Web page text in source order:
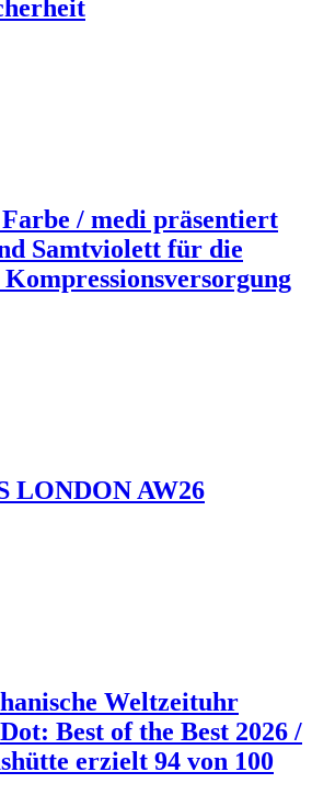
/ medi präsentiert
Samtviolett für die
LONDON AW26
Weltzeituhr
Best of the Best 2026 /
erzielt 94 von 100